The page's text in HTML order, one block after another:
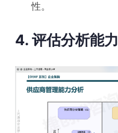
性。
4. 评估分析能力